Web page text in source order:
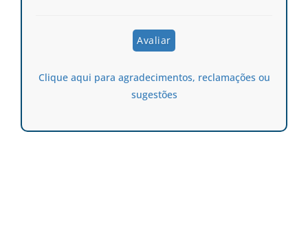
Clique aqui para agradecimentos, reclamações ou
sugestões